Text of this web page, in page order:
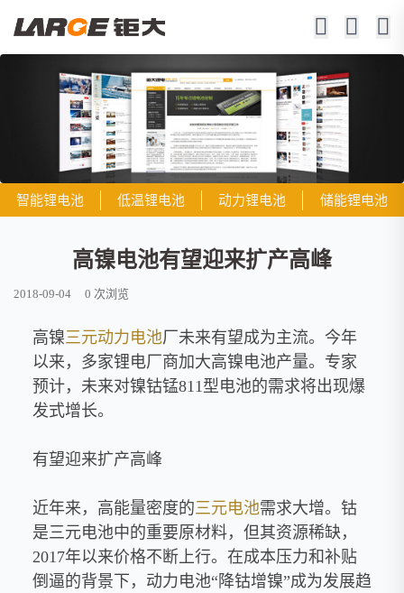
智能锂电池 低温锂电池 动力锂电池 储能锂电池
高镍电池有望迎来扩产高峰
2018-09-04 0 次浏览
高镍三元动力电池厂未来有望成为主流。今年
以来，多家锂电厂商加大高镍电池产量。专家
预计，未来对镍钴锰811型电池的需求将出现爆
发式增长。
有望迎来扩产高峰
近年来，高能量密度的三元电池需求大增。钴
是三元电池中的重要原材料，但其资源稀缺，
2017年以来价格不断上行。在成本压力和补贴
倒逼的背景下，动力电池“降钴增镍”成为发展趋